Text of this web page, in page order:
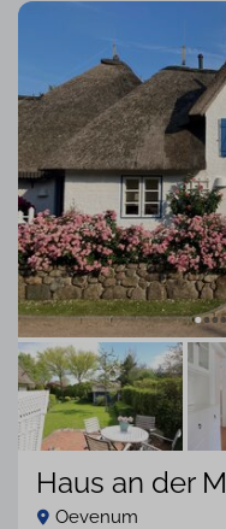
Haus an der
Oevenum